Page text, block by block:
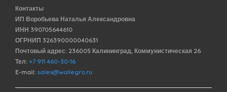
Контакты
ИП Воробьева Наталья Александровна
ИНН 390705644610
ОГРНИП 326390000040631
Почтовый адрес: 236005 Калининград, Коммунистическая 26
Тел: +7 911 460-30-16
E-mail: sales@wallegro.ru